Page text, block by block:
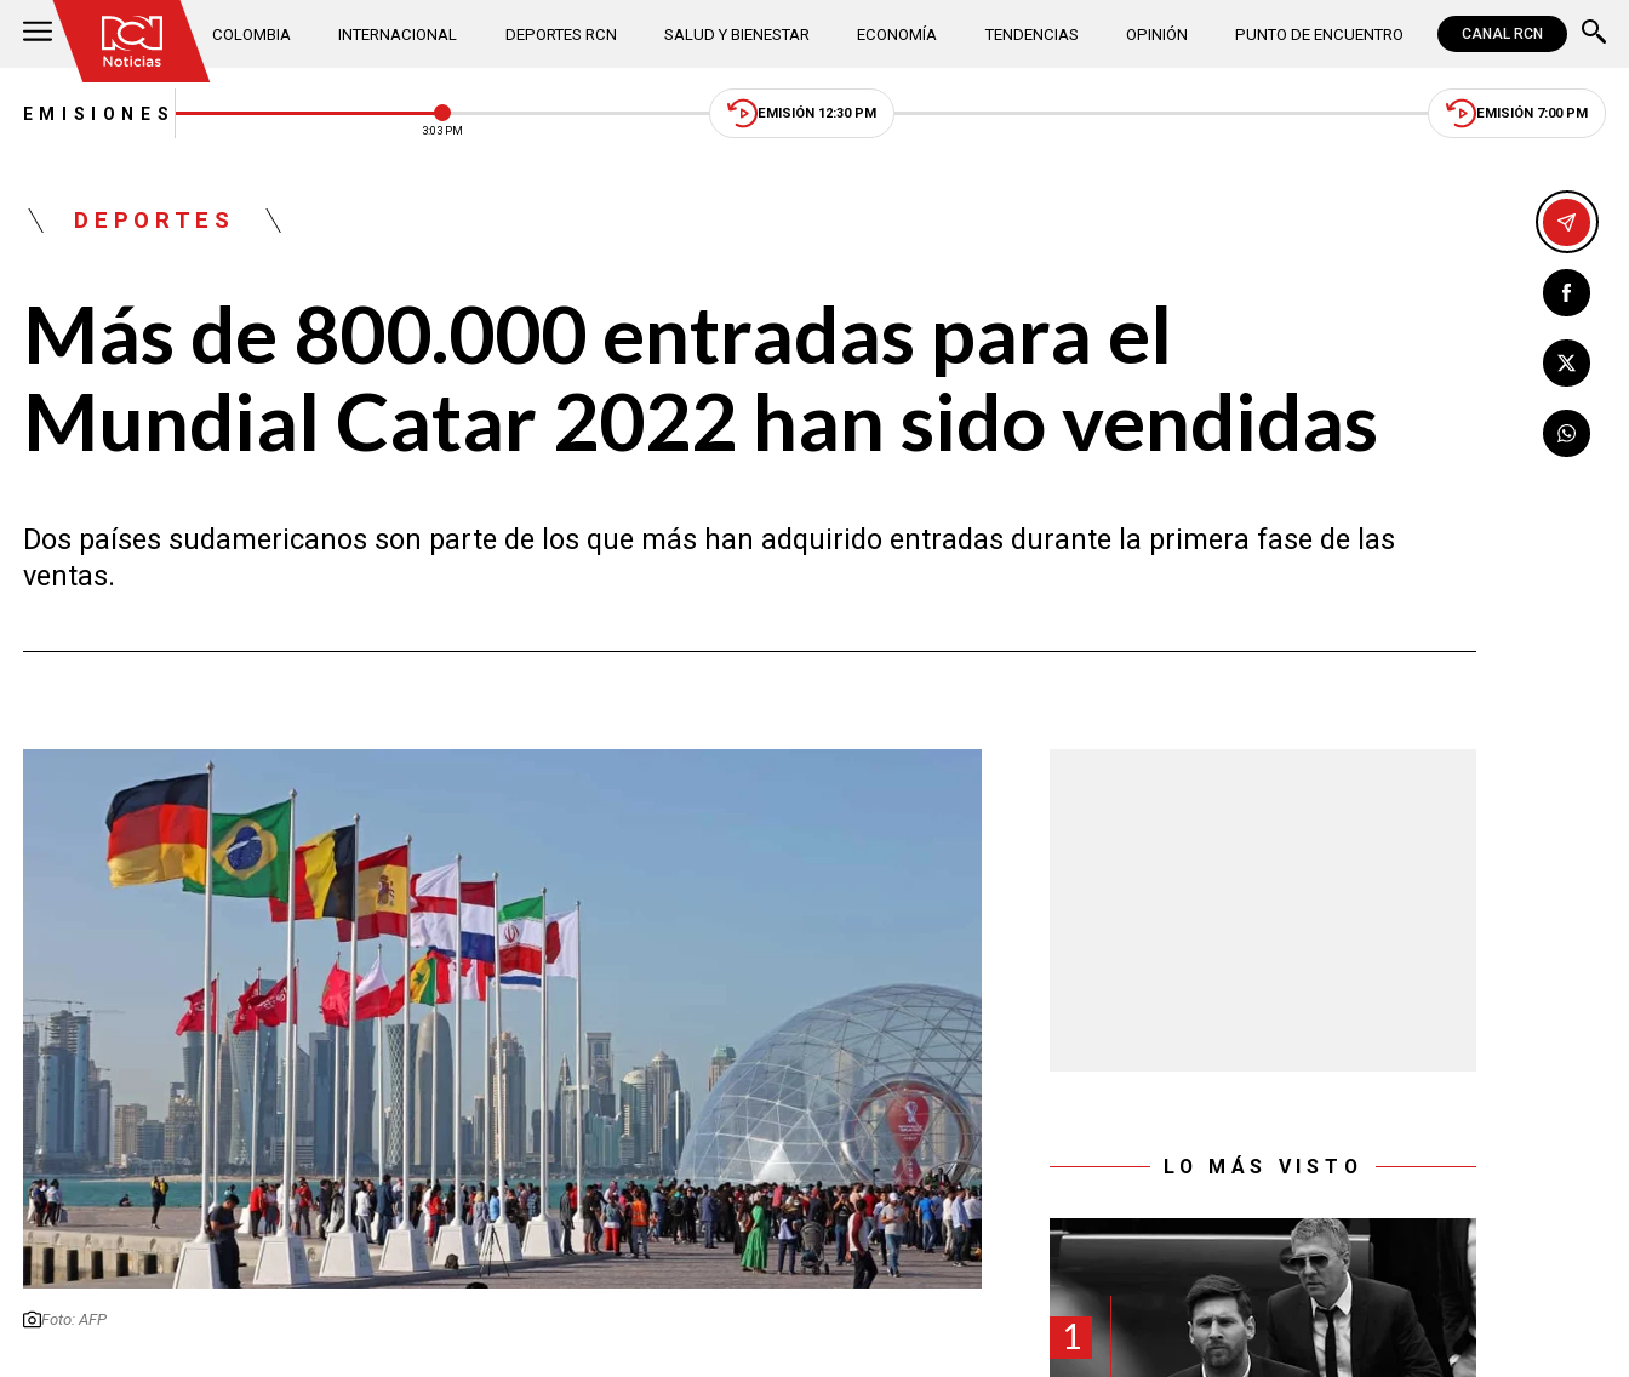
COLOMBIA INTERNACIONAL DEPORTES RCN SALUD Y BIENESTAR ECONOMÍA TENDENCIAS OPINIÓN PUNTO DE ENCUENTRO CANAL RCN
EMISIONES
3:03 PM
EMISIÓN 12:30 PM EMISIÓN 7:00 PM
DEPORTES
Más de 800.000 entradas para el
Mundial Catar 2022 han sido vendidas
Dos países sudamericanos son parte de los que más han adquirido entradas durante la primera fase de las
ventas.
Foto: AFP
LO MÁS VISTO
1